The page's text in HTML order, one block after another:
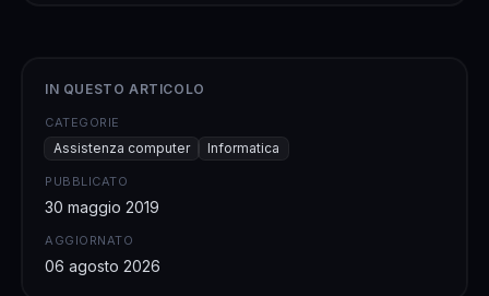
IN QUESTO ARTICOLO
CATEGORIE
Assistenza computer Informatica
PUBBLICATO
30 maggio 2019
AGGIORNATO
06 agosto 2026